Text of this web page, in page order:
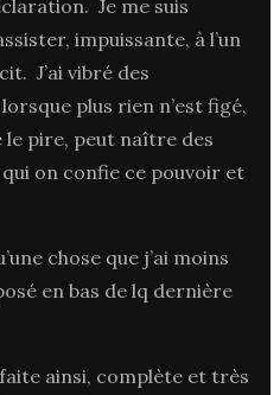
Je me suis
impuissante, à l’un
J’ai vibré des
plus rien n’est figé,
le pire, peut naître des
on confie ce pouvoir et
chose que j’ai moins
en bas de lq dernière
ainsi, complète et très